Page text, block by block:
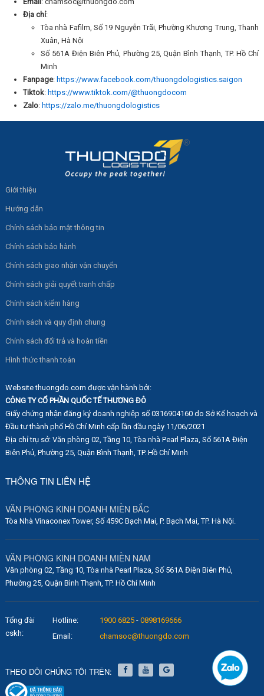
Địa chỉ:
Tòa nhà Fafilm, Số 19 Nguyễn Trãi, Phường Khương Trung, Thanh
Xuân, Hà Nội
Số 561A Điện Biên Phủ, Phường 25, Quận Bình Thạnh, TP. Hồ Chí
Minh
Fanpage: https://www.facebook.com/thuongdologistics.saigon
Tiktok: https://www.tiktok.com/@thuongdocom
Zalo: https://zalo.me/thuongdologistics
Giới thiệu
Hướng dẫn
Chính sách bảo mật thông tin
Chính sách bảo hành
Chính sách giao nhận vận chuyển
Chính sách giải quyết tranh chấp
Chính sách kiểm hàng
Chính sách và quy định chung
Chính sách đổi trả và hoàn tiền
Hình thức thanh toán
Website thuongdo.com được vận hành bởi:
CÔNG TY CỔ PHẦN QUỐC TẾ THƯƠNG ĐÔ
Giấy chứng nhận đăng ký doanh nghiệp số 0316904160 do Sở Kế hoạch và
Đầu tư thành phố Hồ Chí Minh cấp lần đầu ngày 11/06/2021
Địa chỉ trụ sở: Văn phòng 02, Tầng 10, Tòa nhà Pearl Plaza, Số 561A Điện
Biên Phủ, Phường 25, Quận Bình Thạnh, TP. Hồ Chí Minh
THÔNG TIN LIÊN HỆ
VĂN PHÒNG KINH DOANH MIỀN BẮC
Tòa Nhà Vinaconex Tower, Số 459C Bạch Mai, P. Bạch Mai, TP. Hà Nội.
VĂN PHÒNG KINH DOANH MIỀN NAM
Văn phòng 02, Tầng 10, Tòa nhà Pearl Plaza, Số 561A Điện Biên Phủ,
Phường 25, Quận Bình Thạnh, TP. Hồ Chí Minh
Tổng đài
cskh:
1900 6825-
Hotline:
0898169666
Email:
chamsoc@thuongdo.com
THEO DÕI CHÚNG TÔI TRÊN: